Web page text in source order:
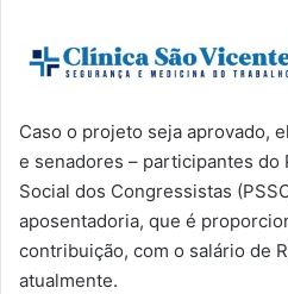
Caso o projeto seja aprovado,
e senadores – participantes do
Social dos Congressistas
aposentadoria, que é
contribuição, com o salário de
atualmente.